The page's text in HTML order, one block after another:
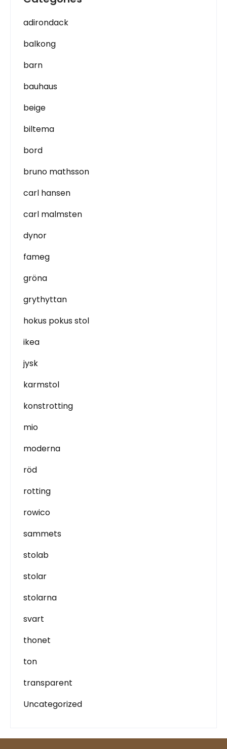
adirondack
balkong
barn
bauhaus
beige
biltema
bord
bruno mathsson
carl hansen
carl malmsten
dynor
fameg
gröna
grythyttan
hokus pokus stol
ikea
jysk
karmstol
konstrotting
mio
moderna
röd
rotting
rowico
sammets
stolab
stolar
stolarna
svart
thonet
ton
transparent
Uncategorized